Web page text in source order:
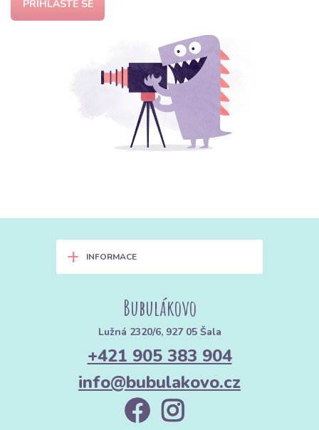
PŘIHLASTE SE
+ INFORMACE
Bubulákovo
Lužná 2320/6, 927 05 Šala
+421 905 383 904
info@bubulakovo.cz